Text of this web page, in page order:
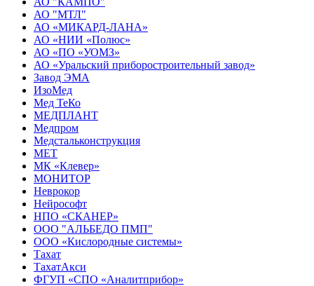
АО "МТЛ"
АО «МИКАРД-ЛАНА»
АО «НИИ «Полюс»
АО «ПО «УОМЗ»
АО «Уральский приборостроительный завод»
Завод ЭМА
ИзоМед
Мед ТеКо
МЕДПЛАНТ
Медпром
Медстальконструкция
МЕТ
МК «Клевер»
МОНИТОР
Неврокор
Нейрософт
НПО «СКАНЕР»
ООО "АЛЬБЕДО ПМП"
ООО «Кислородные системы»
Тахат
ТахатАкси
ФГУП «СПО «Аналитприбор»